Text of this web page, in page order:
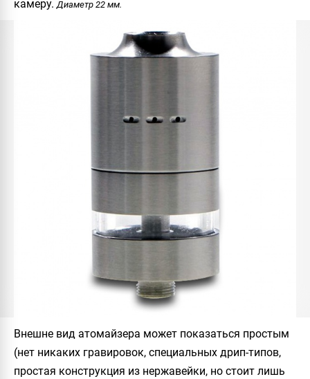
камеру.Диаметр 22 мм.
Внешне вид атомайзера может показаться простым
(нет никаких гравировок, специальных дрип-типов,
простая конструкция из нержавейки, но стоит лишь